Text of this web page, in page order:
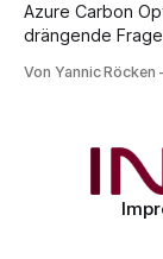
Azure Carbon
drängende
Leistung oder
auf die Vorteile
Von Yannic Röcken